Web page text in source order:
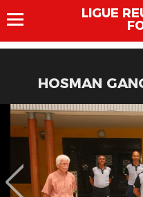
LIGUE
HOSMAN